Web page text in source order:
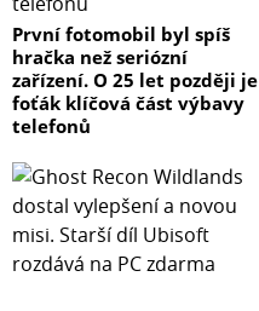
První fotomobil byl spíš
hračka než seriózní
zařízení. O 25 let později je
foťák klíčová část výbavy
telefonů